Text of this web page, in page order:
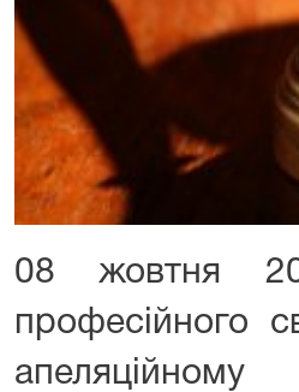
08 жовтня
професійного